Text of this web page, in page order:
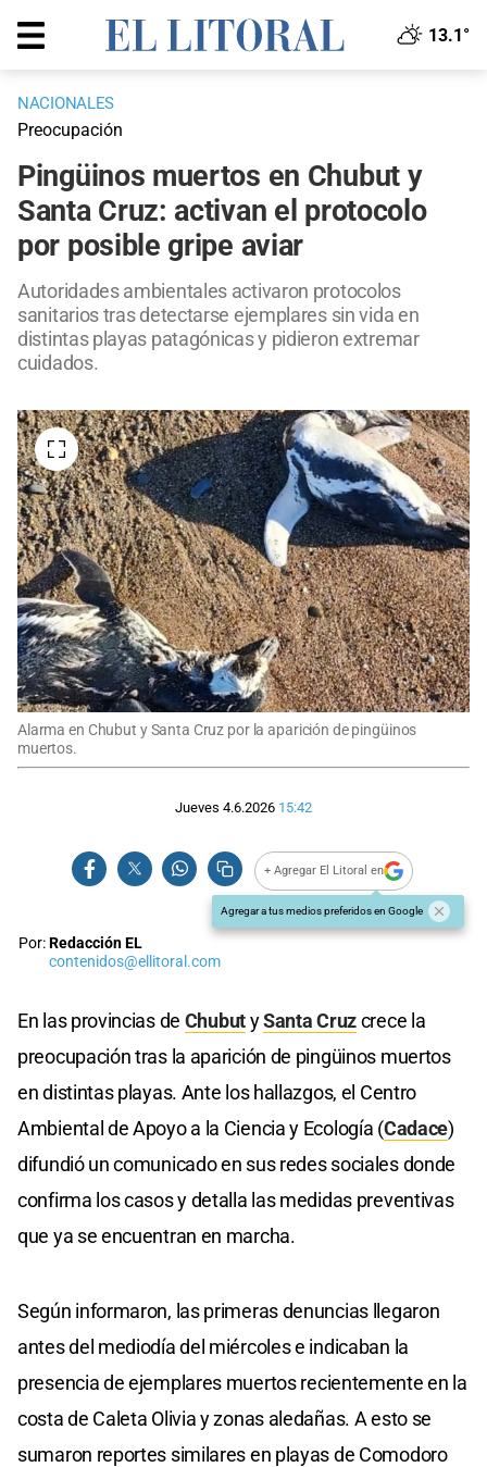
13.1°
NACIONALES
Preocupación
Pingüinos muertos en Chubut y
Santa Cruz: activan el protocolo
por posible gripe aviar
Autoridades ambientales activaron protocolos
sanitarios tras detectarse ejemplares sin vida en
distintas playas patagónicas y pidieron extremar
cuidados.
Alarma en Chubut y Santa Cruz por la aparición de pingüinos
muertos.
Jueves 4.6.2026 15:42
+ Agregar El Litoral en
Agregar a tus medios preferidos en Google
Por:Redacción EL
contenidos@ellitoral.com
En las provincias de ChubutySanta Cruzcrece la
preocupación tras la aparición de pingüinos muertos
en distintas playas. Ante los hallazgos, el Centro
Ambiental de Apoyo a la Ciencia y Ecología (Cadace)
difundió un comunicado en sus redes sociales donde
confirma los casos y detalla las medidas preventivas
que ya se encuentran en marcha.
Según informaron, las primeras denuncias llegaron
antes del mediodía del miércoles e indicaban la
presencia de ejemplares muertos recientemente en la
costa de Caleta Olivia y zonas aledañas. A esto se
sumaron reportes similares en playas de Comodoro